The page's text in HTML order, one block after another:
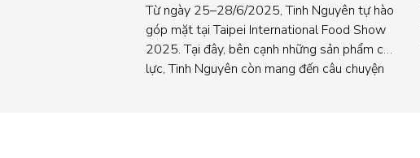
Từ ngày 25–28/6/2025, Tinh Nguyên tự hào
góp mặt tại Taipei International Food Show
2025. Tại đây, bên cạnh những sản phẩm chủ
lực, Tinh Nguyên còn mang đến câu chuyện